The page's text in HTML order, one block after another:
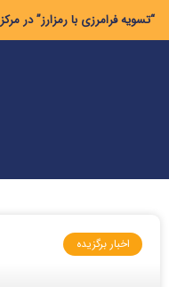
“تسویه فرامرزی با رمزارز” در
اخبار برگزیده